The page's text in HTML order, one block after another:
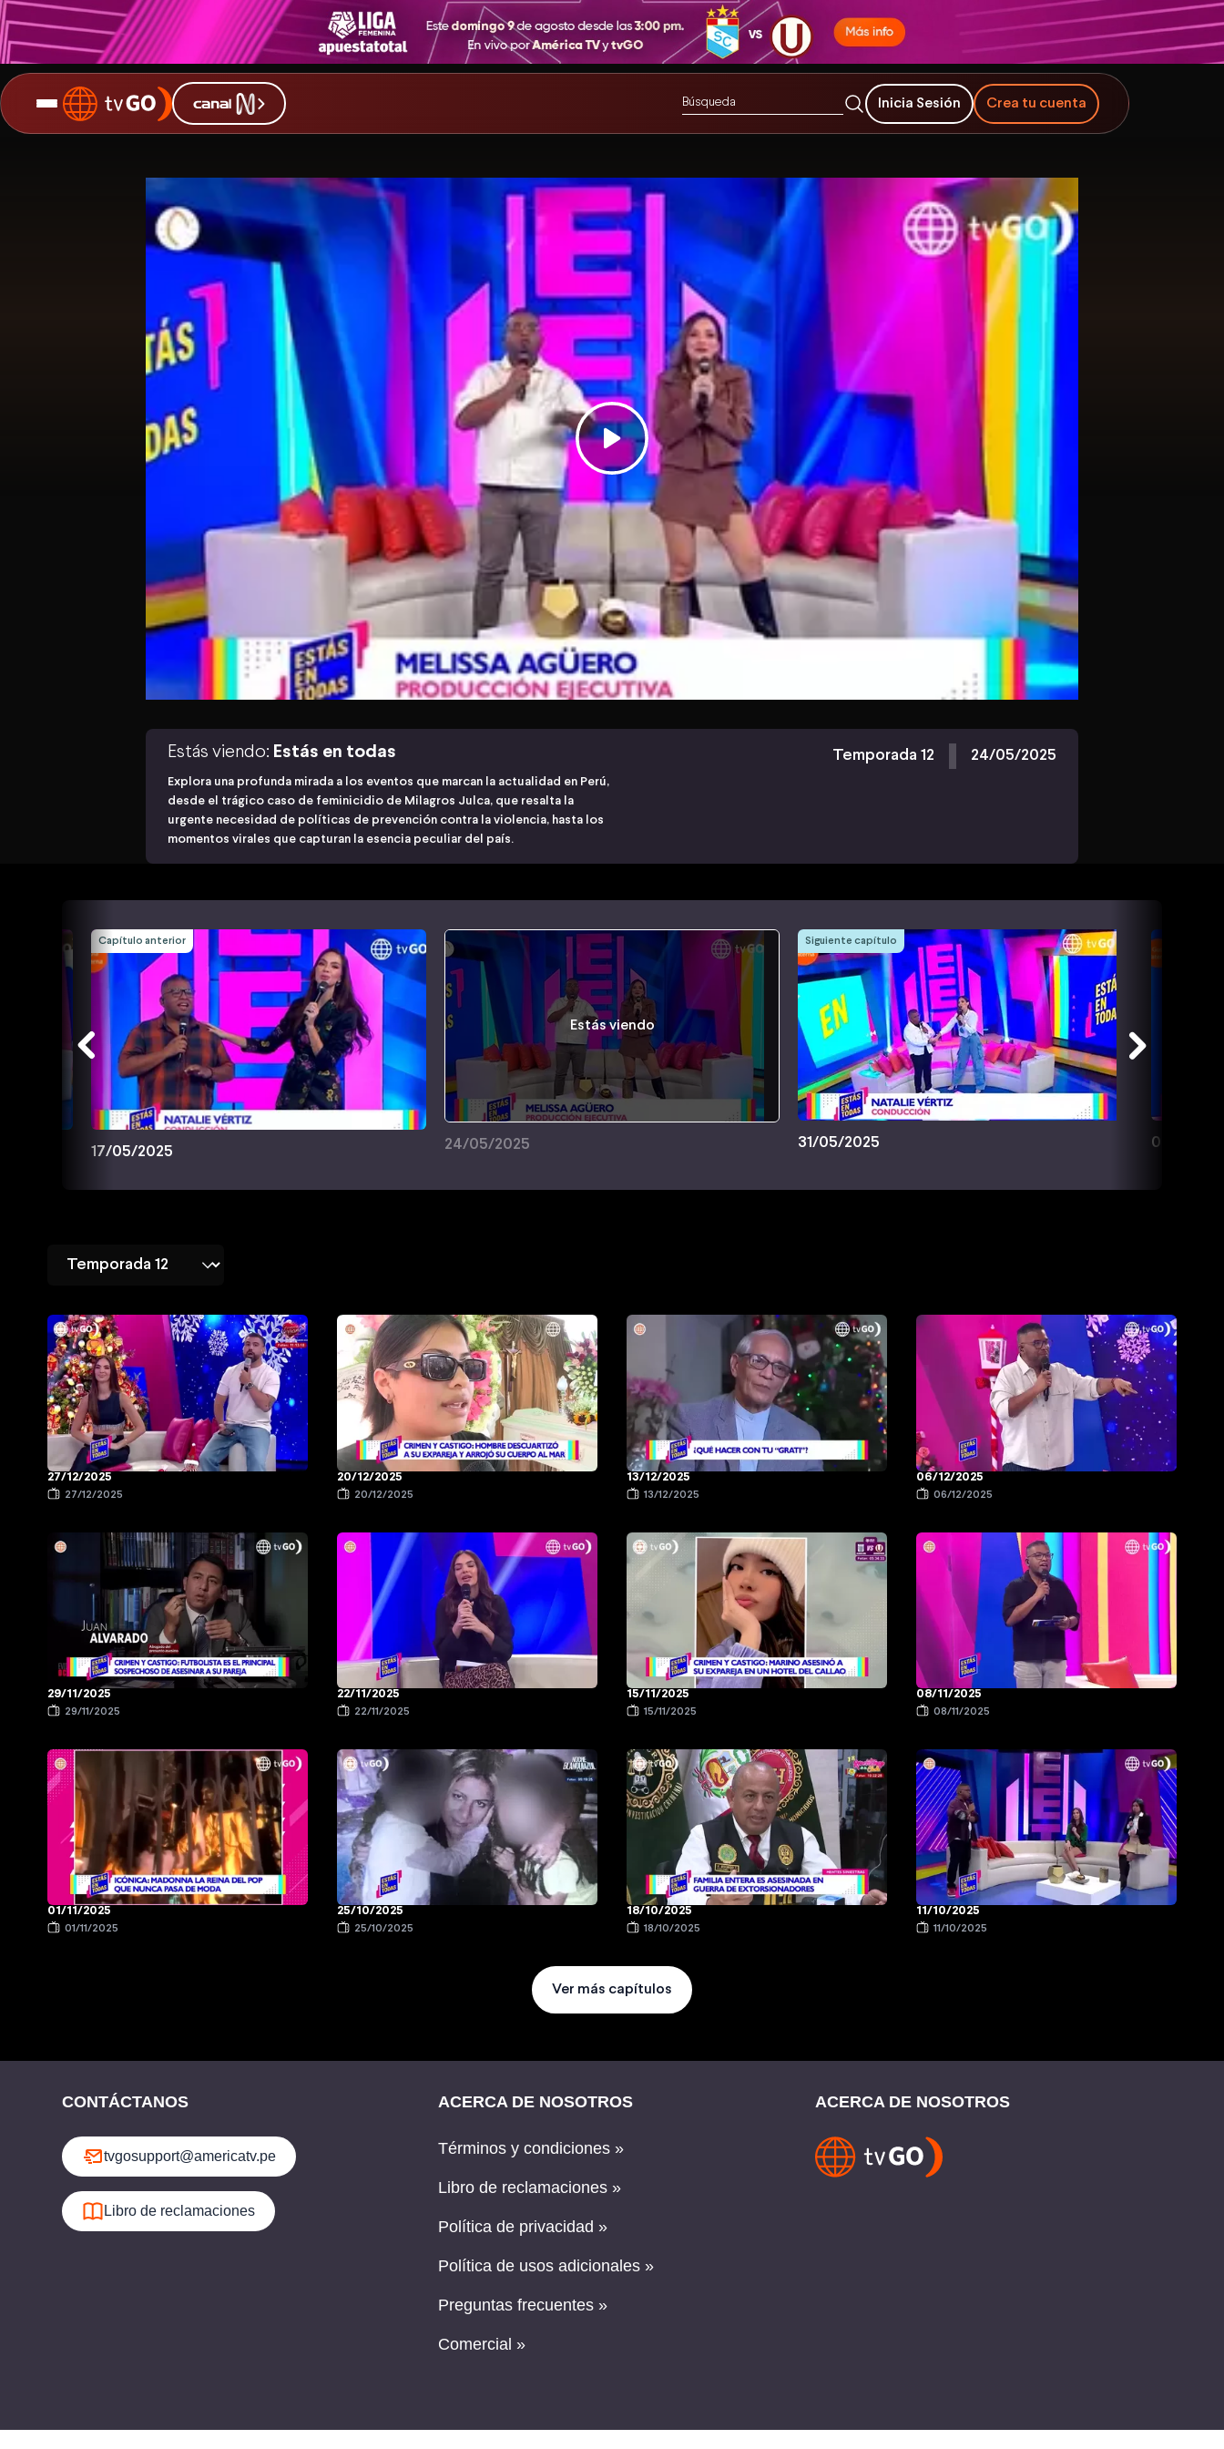
Inicia Sesión Crea tu cuenta
Estás viendo: Estás en todas
Explora una profunda mirada a los eventos que marcan la actualidad en Perú,
desde el trágico caso de feminicidio de Milagros Julca, que resalta la
urgente necesidad de políticas de prevención contra la violencia, hasta los
momentos virales que capturan la esencia peculiar del país.
Temporada 12 24/05/2025
Capítulo anterior
17/05/2025
Estás viendo
24/05/2025
Siguiente capítulo
31/05/2025 07/06/
27/12/2025
27/12/2025
20/12/2025
20/12/2025
13/12/2025
13/12/2025
06/12/2025
06/12/2025
29/11/2025
29/11/2025
22/11/2025
22/11/2025
15/11/2025
15/11/2025
08/11/2025
08/11/2025
01/11/2025
01/11/2025
25/10/2025
25/10/2025
18/10/2025
18/10/2025
11/10/2025
11/10/2025
Ver más capítulos
CONTÁCTANOS
tvgosupport@americatv.pe
Libro de reclamaciones
ACERCA DE NOSOTROS
Términos y condiciones »
Libro de reclamaciones »
Política de privacidad »
Política de usos adicionales »
Preguntas frecuentes »
Comercial »
ACERCA DE NOSOTROS